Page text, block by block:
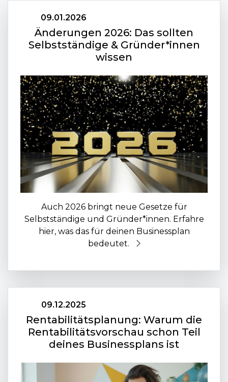
09.01.2026
Änderungen 2026: Das sollten
Selbstständige & Gründer*innen
wissen
Auch 2026 bringt neue Gesetze für
Selbstständige und Gründer*innen. Erfahre
hier, was das für deinen Businessplan
bedeutet.
09.12.2025
Rentabilitätsplanung: Warum die
Rentabilitätsvorschau schon Teil
deines Businessplans ist